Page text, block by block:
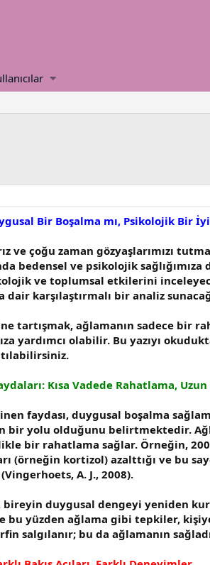
Bir Boşalma mı, Psikolojik Bir
ve çoğu zaman gözyaşlarımızı
bedensel ve psikolojik
ve toplumsal etkilerini
dair karşılaştırmalı bir analiz
tartışmak, ağlamanın sadece bir
yardımcı olabilir. Bu yazıyı
Kısa Vadede Rahatlama,
faydası, duygusal boşalma
bir yolu olduğunu belirtmektedir.
bir rahatlama sağlar. Örneğin,
(örneğin kortizol) azalttığı ve bu
A. J., 2008).
bireyin duygusal dengeyi yeniden
yüzden ağlama gibi tepkiler,
salgılanır; bu da ağlamanın